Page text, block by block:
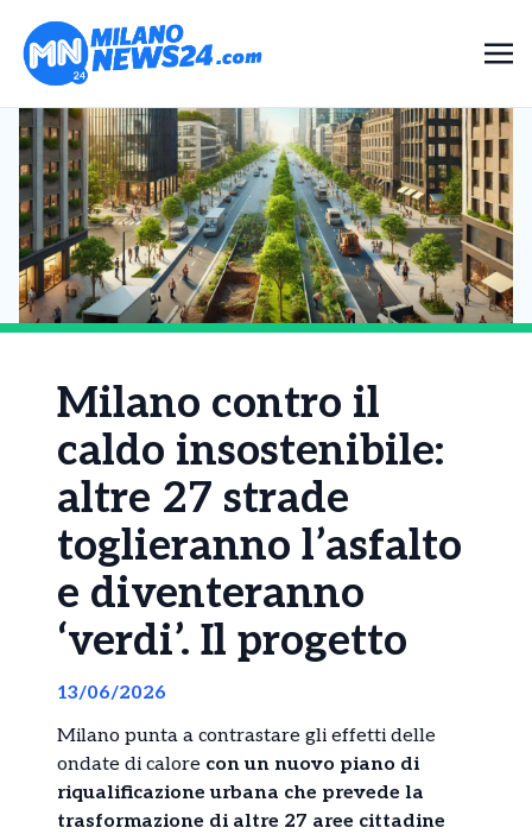
Milano contro il
caldo insostenibile:
altre 27 strade
toglieranno l’asfalto
e diventeranno
‘verdi’. Il progetto
13/06/2026
Milano punta a contrastare gli effetti delle
ondate di calore con un nuovo piano di
riqualificazione urbana che prevede la
trasformazione di altre 27 aree cittadine